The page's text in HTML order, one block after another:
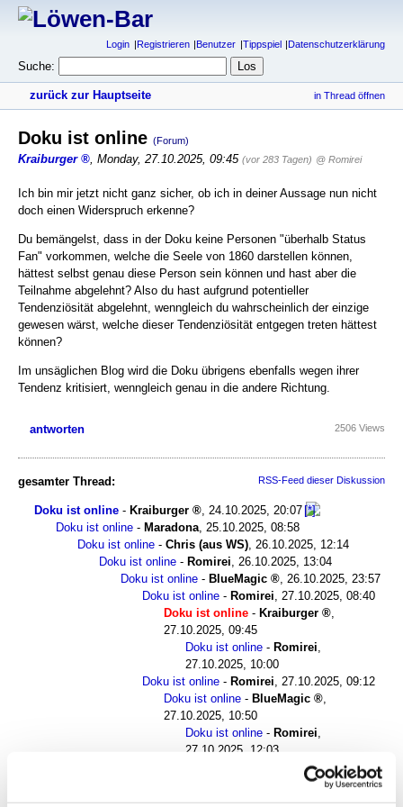
Login Registrieren Benutzer Tippspiel Datenschutzerklärung
Suche:
zurück zur Hauptseite in Thread öffnen
Doku ist online (Forum)
Kraiburger , Monday, 27.10.2025, 09:45 (vor 283 Tagen) @ Romirei
Ich bin mir jetzt nicht ganz sicher, ob ich in deiner Aussage nun nicht
doch einen Widerspruch erkenne?
Du bemängelst, dass in der Doku keine Personen "überhalb Status
Fan" vorkommen, welche die Seele von 1860 darstellen können,
hättest selbst genau diese Person sein können und hast aber die
Teilnahme abgelehnt? Also du hast aufgrund potentieller
Tendenziösität abgelehnt, wenngleich du wahrscheinlich der einzige
gewesen wärst, welche dieser Tendenziösität entgegen treten hättest
können?
Im unsäglichen Blog wird die Doku übrigens ebenfalls wegen ihrer
Tendenz kritisiert, wenngleich genau in die andere Richtung.
antworten 2506 Views
gesamter Thread: RSS-Feed dieser Diskussion
Doku ist online - Kraiburger
24.10.2025, 20:07
Doku ist online - Maradona 25.10.2025, 08:58
Doku ist online - Chris (aus WS) 26.10.2025, 12:14
Doku ist online - Romirei
26.10.2025, 13:04
Doku ist online - BlueMagic
26.10.2025, 23:57
Doku ist online - Romirei
27.10.2025, 08:40
Doku ist online - Kraiburger
27.10.2025, 09:45
Doku ist online - Romirei
27.10.2025, 10:00
Doku ist online - Romirei
27.10.2025, 09:12
Doku ist online - BlueMagic
27.10.2025, 10:50
Doku ist online - Romirei
27.10.2025, 12:03
Heidelberg,
Doku ist online-Romirei,